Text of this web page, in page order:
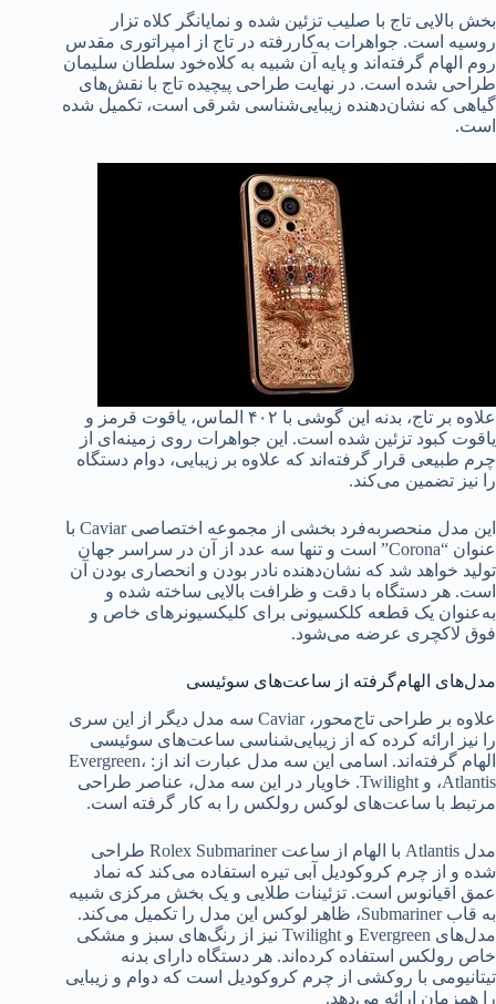
بخش بالایی تاج با صلیب تزئین شده و نمایانگر کلاه تزار
روسیه است. جواهرات به‌کاررفته در تاج از امپراتوری مقدس
روم الهام گرفته‌اند و پایه آن شبیه به کلاه‌خود سلطان سلیمان
طراحی شده است. در نهایت طراحی پیچیده تاج با نقش‌های
گیاهی که نشان‌دهنده زیبایی‌شناسی شرقی است، تکمیل شده
است.
علاوه بر تاج، بدنه این گوشی با ۴۰۲ الماس، یاقوت قرمز و
یاقوت کبود تزئین شده است. این جواهرات روی زمینه‌ای از
چرم طبیعی قرار گرفته‌اند که علاوه بر زیبایی، دوام دستگاه
را نیز تضمین می‌کند.
این مدل منحصربه‌فرد بخشی از مجموعه اختصاصی Caviar با
عنوان “Corona” است و تنها سه عدد از آن در سراسر جهان
تولید خواهد شد که نشان‌دهنده نادر بودن و انحصاری بودن آن
است. هر دستگاه با دقت و ظرافت بالایی ساخته شده و
به‌عنوان یک قطعه کلکسیونی برای کلیکسیونرهای خاص و
فوق لاکچری عرضه می‌شود.
مدل‌های الهام‌گرفته از ساعت‌های سوئیسی
علاوه بر طراحی تاج‌محور، Caviar سه مدل دیگر از این سری
را نیز ارائه کرده که از زیبایی‌شناسی ساعت‌های سوئیسی
الهام گرفته‌اند. اسامی این سه مدل عبارت اند از: Evergreen،
Atlantis، و Twilight. خاویار در این سه مدل، عناصر طراحی
مرتبط با ساعت‌های لوکس رولکس را به کار گرفته است.
مدل Atlantis با الهام از ساعت Rolex Submariner طراحی
شده و از چرم کروکودیل آبی تیره استفاده می‌کند که نماد
عمق اقیانوس است. تزئینات طلایی و یک بخش مرکزی شبیه
به قاب Submariner، ظاهر لوکس این مدل را تکمیل می‌کند.
مدل‌های Evergreen و Twilight نیز از رنگ‌های سبز و مشکی
خاص رولکس استفاده کرده‌اند. هر دستگاه دارای بدنه
تیتانیومی با روکشی از چرم کروکودیل است که دوام و زیبایی
را همزمان ارائه می‌دهد.